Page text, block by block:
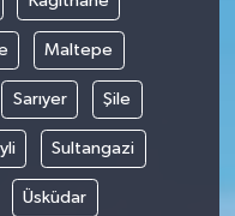
Maltepe
Sarıyer Şile
Sultangazi
Üsküdar